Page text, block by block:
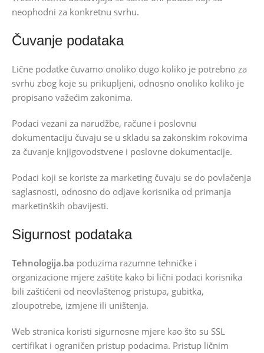
neophodni za konkretnu svrhu.
Čuvanje podataka
Lične podatke čuvamo onoliko dugo koliko je potrebno za
svrhu zbog koje su prikupljeni, odnosno onoliko koliko je
propisano važećim zakonima.
Podaci vezani za narudžbe, račune i poslovnu
dokumentaciju čuvaju se u skladu sa zakonskim rokovima
za čuvanje knjigovodstvene i poslovne dokumentacije.
Podaci koji se koriste za marketing čuvaju se do povlačenja
saglasnosti, odnosno do odjave korisnika od primanja
marketinških obavijesti.
Sigurnost podataka
Tehnologija.ba poduzima razumne tehničke i
organizacione mjere zaštite kako bi lični podaci korisnika
bili zaštićeni od neovlaštenog pristupa, gubitka,
zloupotrebe, izmjene ili uništenja.
Web stranica koristi sigurnosne mjere kao što su SSL
certifikat i ograničen pristup podacima. Pristup ličnim